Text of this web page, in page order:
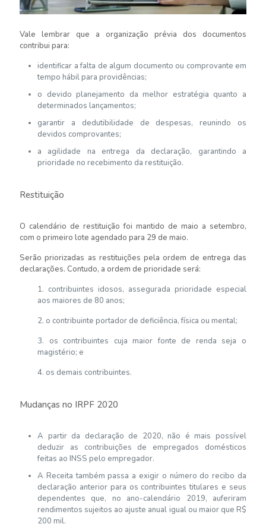
Vale lembrar que a organização prévia dos documentos
contribui para:
identificar a falta de algum documento ou comprovante em
tempo hábil para providências;
o devido planejamento da melhor estratégia quanto a
determinados lançamentos;
garantir a dedutibilidade de despesas, reunindo os
devidos comprovantes;
a agilidade na entrega da declaração, garantindo a
prioridade no recebimento da restituição.
Restituição
O calendário de restituição foi mantido de maio a setembro,
com o primeiro lote agendado para 29 de maio.
Serão priorizadas as restituições pela ordem de entrega das
declarações. Contudo, a ordem de prioridade será:
1. contribuintes idosos, assegurada prioridade especial
aos maiores de 80 anos;
2. o contribuinte portador de deficiência, física ou mental;
3. os contribuintes cuja maior fonte de renda seja o
magistério; e
4. os demais contribuintes.
Mudanças no IRPF 2020
A partir da declaração de 2020, não é mais possível
deduzir as contribuições de empregados domésticos
feitas ao INSS pelo empregador.
A Receita também passa a exigir o número do recibo da
declaração anterior para os contribuintes titulares e seus
dependentes que, no ano-calendário 2019, auferiram
rendimentos sujeitos ao ajuste anual igual ou maior que R$
200 mil.